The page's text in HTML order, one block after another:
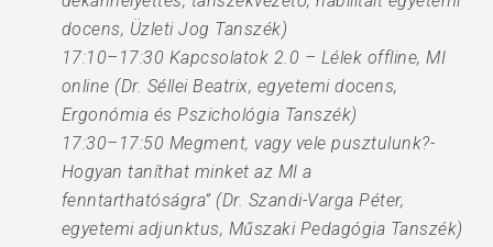
docens, Üzleti Jog Tanszék)
17:10–17:30 Kapcsolatok 2.0 – Lélek offline, MI
online (Dr. Séllei Beatrix, egyetemi docens,
Ergonómia és Pszichológia Tanszék)
17:30–17:50 Megment, vagy vele pusztulunk?-
Hogyan taníthat minket az MI a
fenntarthatóságra” (Dr. Szandi-Varga Péter,
egyetemi adjunktus, Műszaki Pedagógia Tanszék)